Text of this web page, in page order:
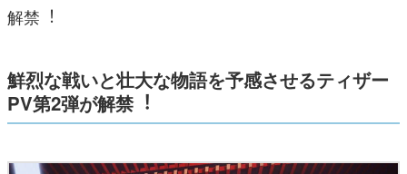
解禁︕
鮮烈な戦いと壮⼤な物語を予感させるティザー
PV第2弾が解禁︕